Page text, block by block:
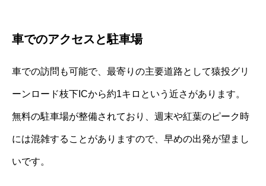
車でのアクセスと駐車場
車での訪問も可能で、最寄りの主要道路として猿投グリ
ーンロード枝下ICから約1キロという近さがあります。
無料の駐車場が整備されており、週末や紅葉のピーク時
には混雑することがありますので、早めの出発が望まし
いです。